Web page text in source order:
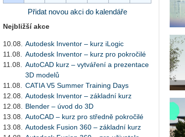
Přidat novou akci do kalendáře
Nejbližší akce
10.08.
Autodesk Inventor – kurz iLogic
11.08.
Autodesk Inventor – kurz pro pokročilé
11.08.
AutoCAD kurz – vytváření a prezentace
3D modelů
11.08.
CATIA V5 Summer Training Days
12.08.
Autodesk Inventor – základní kurz
12.08.
Blender – úvod do 3D
13.08.
AutoCAD – kurz pro středně pokročilé
13.08.
Autodesk Fusion 360 – základní kurz